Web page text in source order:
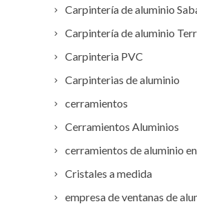
Carpintería de aluminio
Carpintería de aluminio
Carpinteria PVC
Carpinterias de aluminio
cerramientos
Cerramientos Aluminios
cerramientos de aluminio
Cristales a medida
empresa de ventanas de